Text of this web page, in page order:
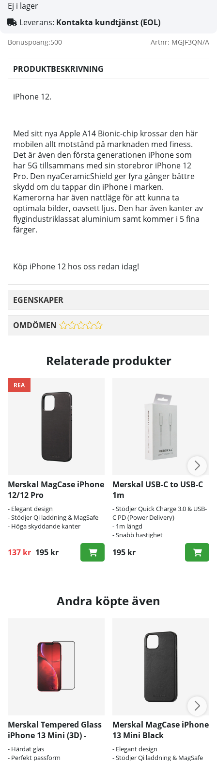
Ej i lager
Leverans: Kontakta kundtjänst (EOL)
Bonuspoäng:500 Artnr: MGJF3QN/A
PRODUKTBESKRIVNING
iPhone 12.
Med sitt nya Apple A14 Bionic-chip krossar den här
mobilen allt motstånd på marknaden med finess.
Det är även den första generationen iPhone som
har 5G tillsammans med sin storebror iPhone 12
Pro. Den nyaCeramicShield ger fyra gånger bättre
skydd om du tappar din iPhone i marken.
Kamerorna har även nattläge för att kunna ta
optimala bilder, oavsett ljus. Den har även kanter av
flygindustriklassat aluminium samt kommer i 5 fina
färger.
Köp iPhone 12 hos oss redan idag!
EGENSKAPER
OMDÖMEN
Relaterade produkter
REA
Merskal MagCase iPhone
12/12 Pro
- Elegant design
- Stödjer Qi laddning & MagSafe
- Höga skyddande kanter
137 kr 195 kr
Ordinarie pris:
Merskal USB-C to USB-C
1m
- Stödjer Quick Charge 3.0 & USB-
C PD (Power Delivery)
- 1m längd
- Snabb hastighet
195 kr
Andra köpte även
Merskal Tempered Glass
iPhone 13 Mini (3D) -
BULK
- Härdat glas
- Perfekt passform
Merskal MagCase iPhone
13 Mini Black
- Elegant design
- Stödjer Qi laddning & MagSafe